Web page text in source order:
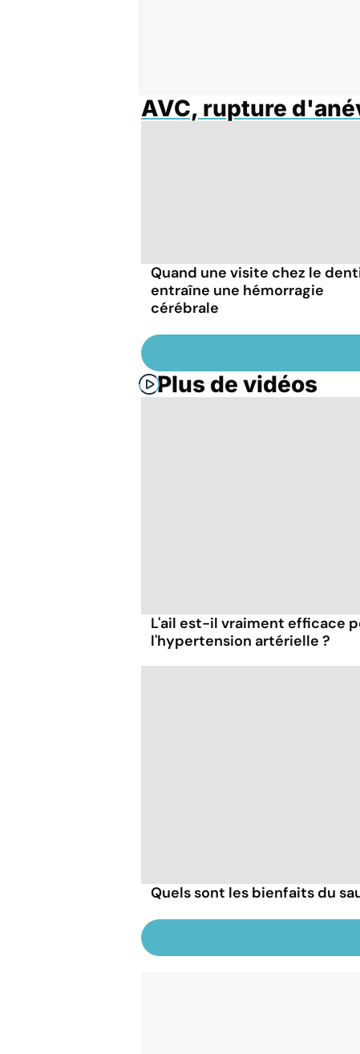
AVC, rupture
Quand une visite chez le
entraîne une hémorragie
cérébrale
Plus de vidéos
L'ail est-il vraiment efficace
l'hypertension artérielle ?
Quels sont les bienfaits du